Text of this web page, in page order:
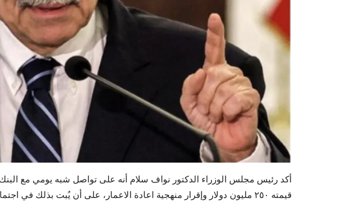
أكد رئيس مجلس الوزراء الدكتور نواف سلام أنه على تواصل شبه يومي مع
قيمته ٢٥٠ مليون دولار وإقرار منهجية اعادة الاعمار، على أن يُبت بذلك